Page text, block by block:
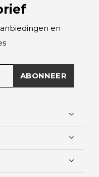
en
ABONNEER